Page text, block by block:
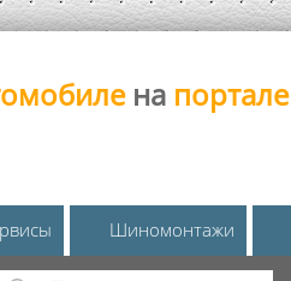
на портале
Шиномонтажи